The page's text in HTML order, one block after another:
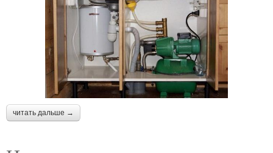
читать дальше →